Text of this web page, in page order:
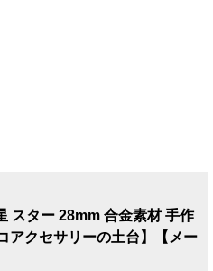
スター 28mm 合金素材 手作
アクセサリーの土台】【メー